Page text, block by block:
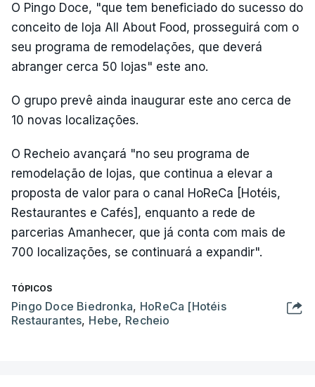
O Pingo Doce, "que tem beneficiado do sucesso do
conceito de loja All About Food, prosseguirá com o
seu programa de remodelações, que deverá
abranger cerca 50 lojas" este ano.
O grupo prevê ainda inaugurar este ano cerca de
10 novas localizações.
O Recheio avançará "no seu programa de
remodelação de lojas, que continua a elevar a
proposta de valor para o canal HoReCa [Hotéis,
Restaurantes e Cafés], enquanto a rede de
parcerias Amanhecer, que já conta com mais de
700 localizações, se continuará a expandir".
TÓPICOS
Pingo Doce Biedronka, HoReCa [Hotéis
Restaurantes, Hebe, Recheio